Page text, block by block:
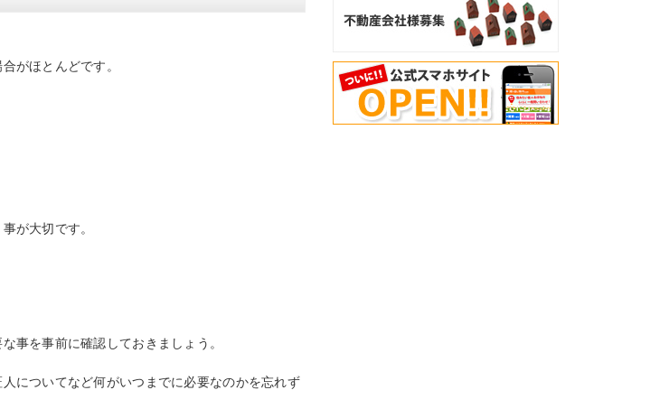
がほとんどです。
が大切です。
事を事前に確認しておきましょう。
についてなど何がいつまでに必要なのかを忘れず